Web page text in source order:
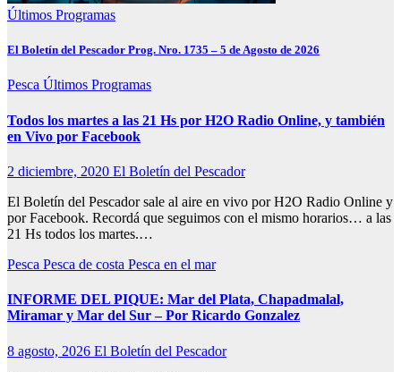
Últimos Programas
El Boletín del Pescador Prog. Nro. 1735 – 5 de Agosto de 2026
Pesca Últimos Programas
Todos los martes a las 21 Hs por H2O Radio Online, y también
en Vivo por Facebook
2 diciembre, 2020 El Boletín del Pescador
El Boletín del Pescador sale al aire en vivo por H2O Radio Online y
por Facebook. Recordá que seguimos con el mismo horarios… a las
21 Hs todos los martes.…
Pesca Pesca de costa Pesca en el mar
INFORME DEL PIQUE: Mar del Plata, Chapadmalal,
Miramar y Mar del Sur – Por Ricardo Gonzalez
8 agosto, 2026 El Boletín del Pescador